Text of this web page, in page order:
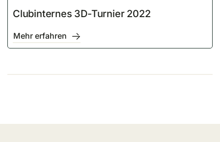
Clubinternes 3D-Turnier 2022
Mehr erfahren